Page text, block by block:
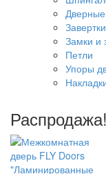
Дверные
Завертки
Замки и
Петли
Упоры
Распродажа!